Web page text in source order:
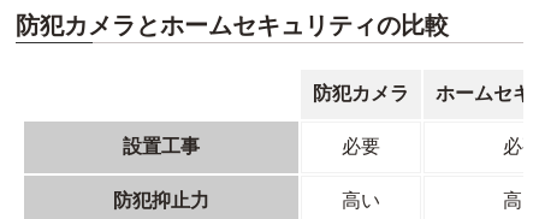
防犯カメラとホームセキュリティの比較
防犯カメラ ホームセキ
設置工事 必要 必
防犯抑止力 高い 高